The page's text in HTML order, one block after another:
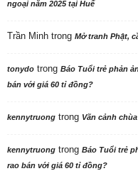
ngoại năm 2025 tại Huế
Trần Minh trong Mở tranh Phật,
tonydo trong Báo Tuổi trẻ phản
bán với giá 60 tỉ đồng?
kennytruong trong Vãn cảnh
kennytruong trong Báo Tuổi trẻ
rao bán với giá 60 tỉ đồng?